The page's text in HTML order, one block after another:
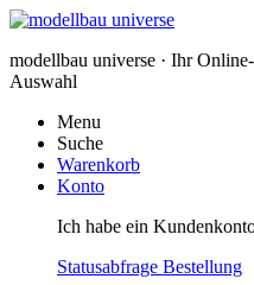
modellbau universe · Ihr
Auswahl
Menu
Suche
Warenkorb
Konto
Ich habe ein
Statusabfrage Bestellung